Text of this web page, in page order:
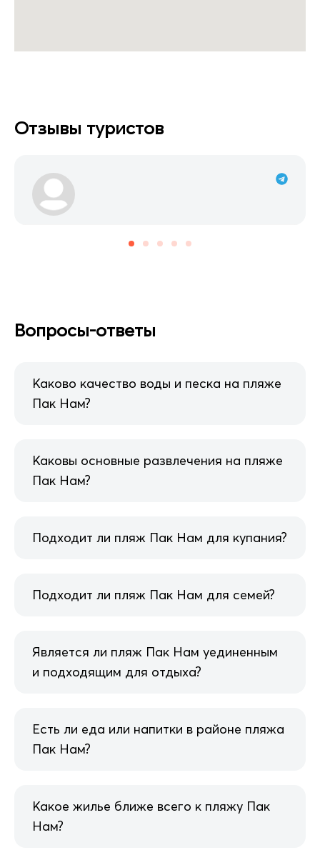
Отзывы туристов
Вопросы-ответы
Каково качество воды и песка на пляже
Пак Нам?
Каковы основные развлечения на пляже
Пак Нам?
Подходит ли пляж Пак Нам для купания?
Подходит ли пляж Пак Нам для семей?
Является ли пляж Пак Нам уединенным
и подходящим для отдыха?
Есть ли еда или напитки в районе пляжа
Пак Нам?
Какое жилье ближе всего к пляжу Пак
Нам?